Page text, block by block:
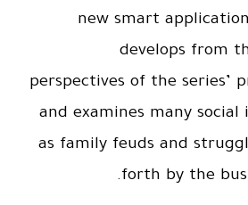
new smart
develops from
perspectives of the series’
and examines many social
as family feuds and
forth by the